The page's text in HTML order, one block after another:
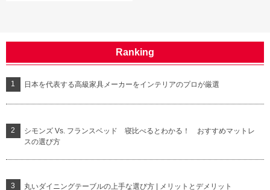
Ranking
日本を代表する高級家具メーカーをインテリアのプロが厳選
シモンズ Vs. フランスベッド 寝比べるとわかる！ おすすめマットレ
スの選び方
丸いダイニングテーブルの上手な選び方 | メリットとデメリット